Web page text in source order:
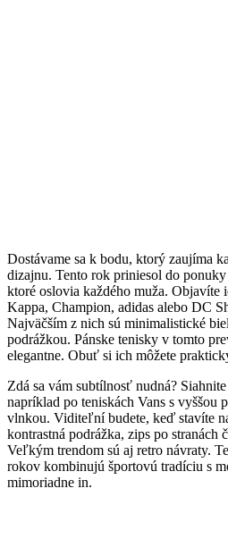
Dostávame sa k bodu, ktorý zaujíma
dizajnu. Tento rok priniesol do
ktoré oslovia každého muža. Objavíte
Kappa, Champion, adidas alebo DC
Najväčším z nich sú minimalistické
podrážkou. Pánske tenisky v tomto
elegantne. Obuť si ich môžete
Zdá sa vám subtílnosť nudná?
napríklad po teniskách Vans s vyššou
vlnkou. Viditeľní budete, keď stavíte
kontrastná podrážka, zips po stranách
Veľkým trendom sú aj retro návraty.
rokov kombinujú športovú tradíciu s
mimoriadne in.